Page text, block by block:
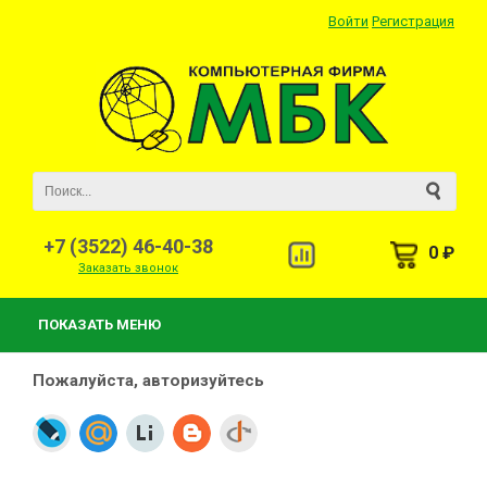
Войти Регистрация
+7 (3522) 46-40-38
Заказать звонок
0 ₽
ПОКАЗАТЬ МЕНЮ
Пожалуйста, авторизуйтесь